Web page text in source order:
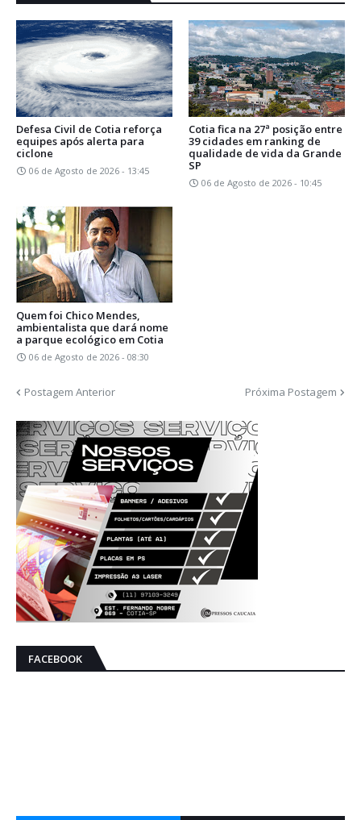
Defesa Civil de Cotia reforça
equipes após alerta para
ciclone
06 de Agosto de 2026 - 13:45
Cotia fica na 27ª posição entre
39 cidades em ranking de
qualidade de vida da Grande
SP
06 de Agosto de 2026 - 10:45
Quem foi Chico Mendes,
ambientalista que dará nome
a parque ecológico em Cotia
06 de Agosto de 2026 - 08:30
Postagem Anterior Próxima Postagem
FACEBOOK